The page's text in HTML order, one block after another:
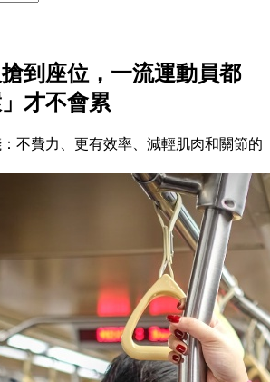
到座位，一流運動員都
」才不會累
不費力、更有效率、減輕肌肉和關節的